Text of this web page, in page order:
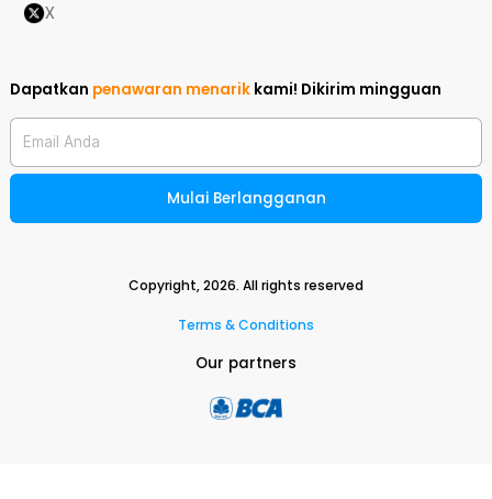
X
Dapatkan penawaran menarik kami! Dikirim mingguan
Email Anda
Mulai Berlangganan
Copyright,2026. All rights reserved
Terms & Conditions
Our partners